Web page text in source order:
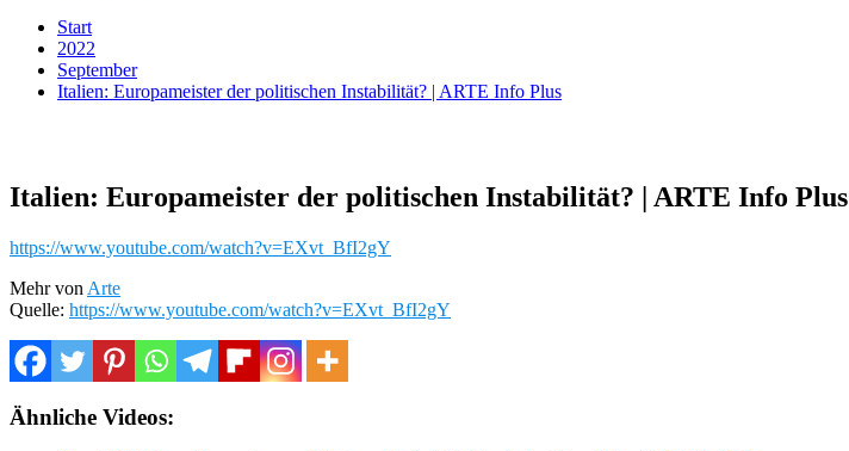
Start
2022
September
Italien: Europameister der politischen Instabilität? | ARTE Info Plus
Italien: Europameister der politischen Instabilität? | ARTE Info Plus
https://www.youtube.com/watch?v=EXvt_BfI2gY
Mehr von Arte
Quelle: https://www.youtube.com/watch?v=EXvt_BfI2gY
Ähnliche Videos: